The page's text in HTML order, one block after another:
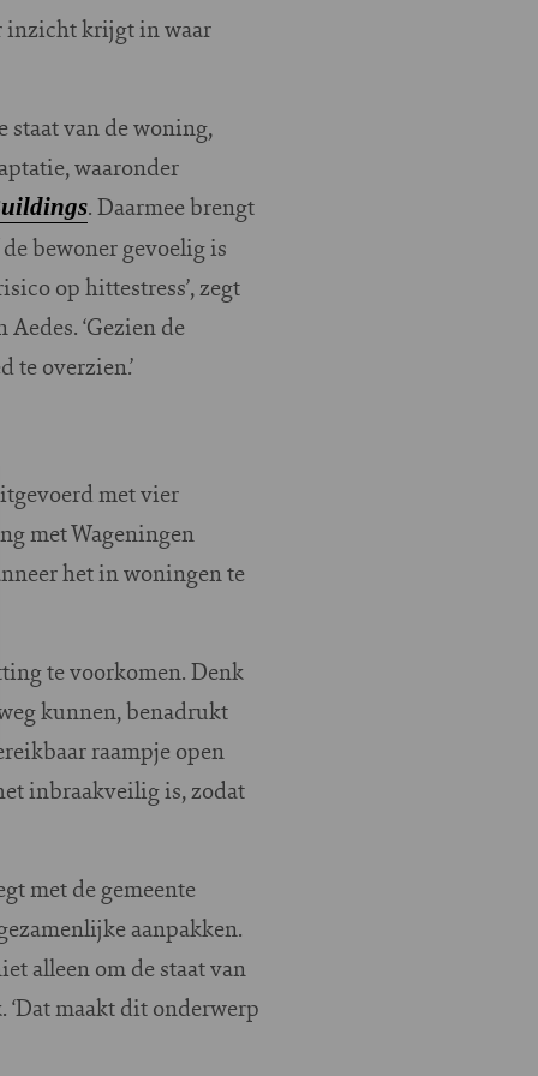
inzicht krijgt in waar
staat van de woning,
waaronder
. Daarmee brengt
bewoner gevoelig is
op hittestress’, zegt
‘Gezien de
te overzien.’
met vier
met Wageningen
het in woningen te
te voorkomen. Denk
kunnen, benadrukt
raampje open
inbraakveilig is, zodat
met de gemeente
aanpakken.
alleen om de staat van
‘Dat maakt dit onderwerp